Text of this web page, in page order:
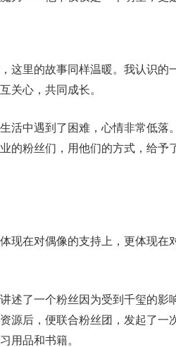
这里的故事同样温暖。我认识
关心，共同成长。
活中遇到了困难，心情非常低
的粉丝们，用他们的方式，给
现在对偶像的支持上，更体现
述了一个粉丝因为受到千玺的
源后，便联合粉丝团，发起了一
用品和书籍。